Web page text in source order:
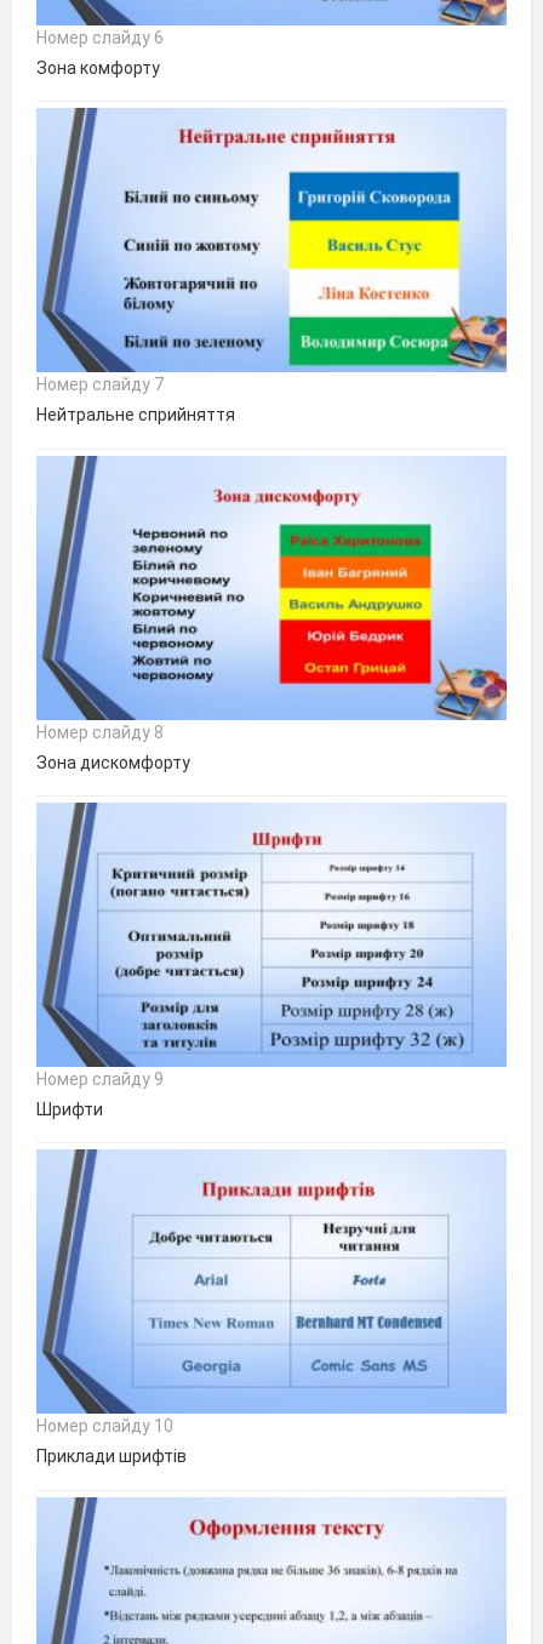
Номер слайду 6
Зона комфорту
Номер слайду 7
Нейтральне сприйняття
Номер слайду 8
Зона дискомфорту
Номер слайду 9
Шрифти
Номер слайду 10
Приклади шрифтів